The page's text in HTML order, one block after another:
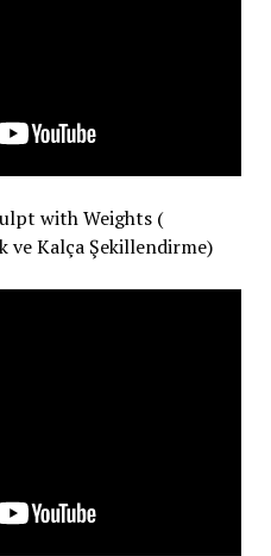
with Weights (
ve Kalça Şekillendirme)